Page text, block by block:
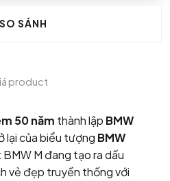
product
50 năm thành lập BMW
lại của biểu tượng BMW
M đang tạo ra dấu
vẻ đẹp truyền thống với
SO SÁNH